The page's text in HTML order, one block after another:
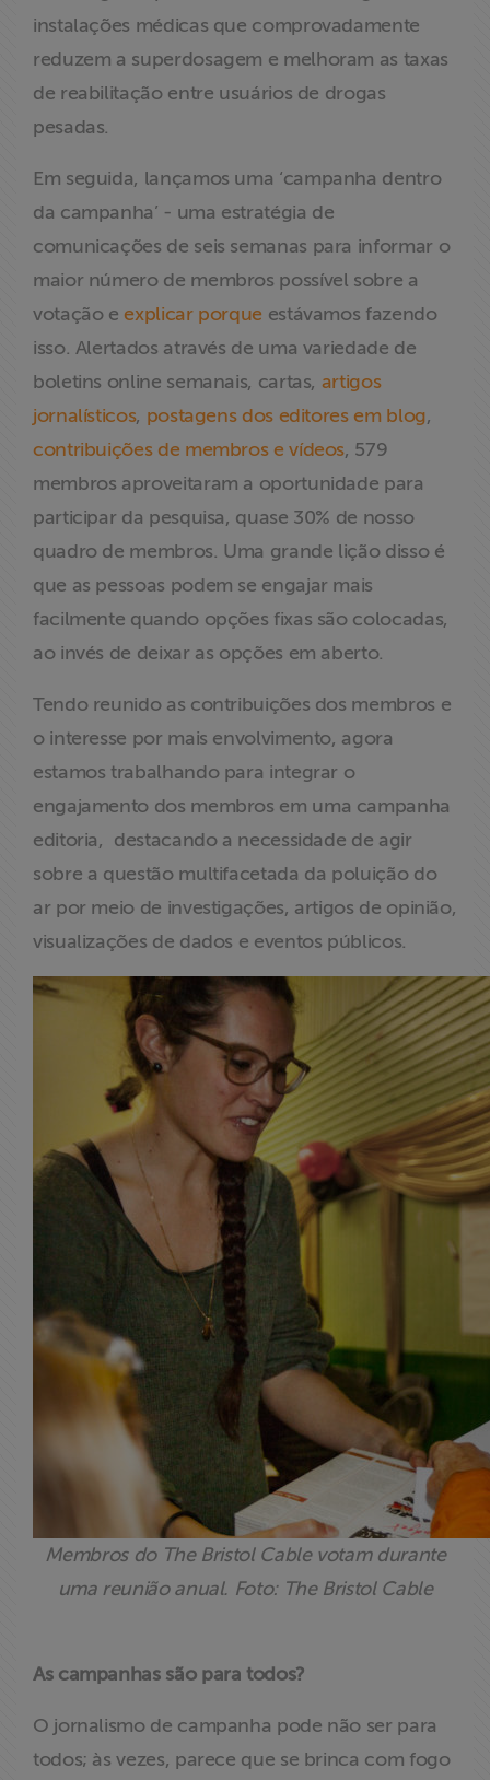
instalações médicas que comprovadamente
reduzem a superdosagem e melhoram as taxas
de reabilitação entre usuários de drogas
pesadas.
Em seguida, lançamos uma ‘campanha dentro
da campanha’ - uma estratégia de
comunicações de seis semanas para informar o
maior número de membros possível sobre a
votação eexplicar porque estávamos fazendo
isso. Alertados através de uma variedade de
boletins online semanais, cartas, artigos
jornalísticos, postagens dos editores em blog,
contribuições de membros e vídeos, 579
membros aproveitaram a oportunidade para
participar da pesquisa, quase 30% de nosso
quadro de membros. Uma grande lição disso é
que as pessoas podem se engajar mais
facilmente quando opções fixas são colocadas,
ao invés de deixar as opções em aberto.
Tendo reunido as contribuições dos membros e
o interesse por mais envolvimento, agora
estamos trabalhando para integrar o
engajamento dos membros em uma campanha
editoria, destacando a necessidade de agir
sobre a questão multifacetada da poluição do
ar por meio de investigações, artigos de opinião,
visualizações de dados e eventos públicos.
Membros do The Bristol Cable votam durante
uma reunião anual. Foto: The Bristol Cable
As campanhas são para todos?
O jornalismo de campanha pode não ser para
todos; às vezes, parece que se brinca com fogo